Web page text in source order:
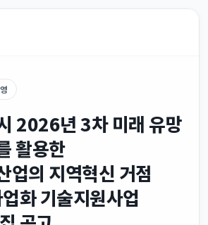
2026년 3차 미래 유망
활용한
업의 지역혁신 거점
화 기술지원사업